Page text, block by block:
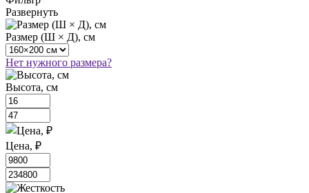
Развернуть
Размер (Ш × Д), см
Нет нужного размера?
Высота, см
Цена, ₽